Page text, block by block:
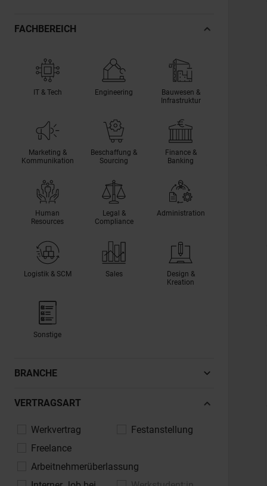
FACHBEREICH
IT & Tech Engineering
Bauwesen &
Infrastruktur
Marketing &
Kommunikation
Beschaffung &
Sourcing
Finance &
Banking
Human
Resources
Legal &
Compliance
Administration
Logistik & SCM Sales
Design &
Kreation
Sonstige
BRANCHE
Automotive, Fahrzeugindustrie
Versicherungen
Bau, Architektur, Immobilien
Chemie, Pharma, Life Sciences
VERTRAGSART
Werkvertrag
Festanstellung
Freelance
Arbeitnehmerüberlassung